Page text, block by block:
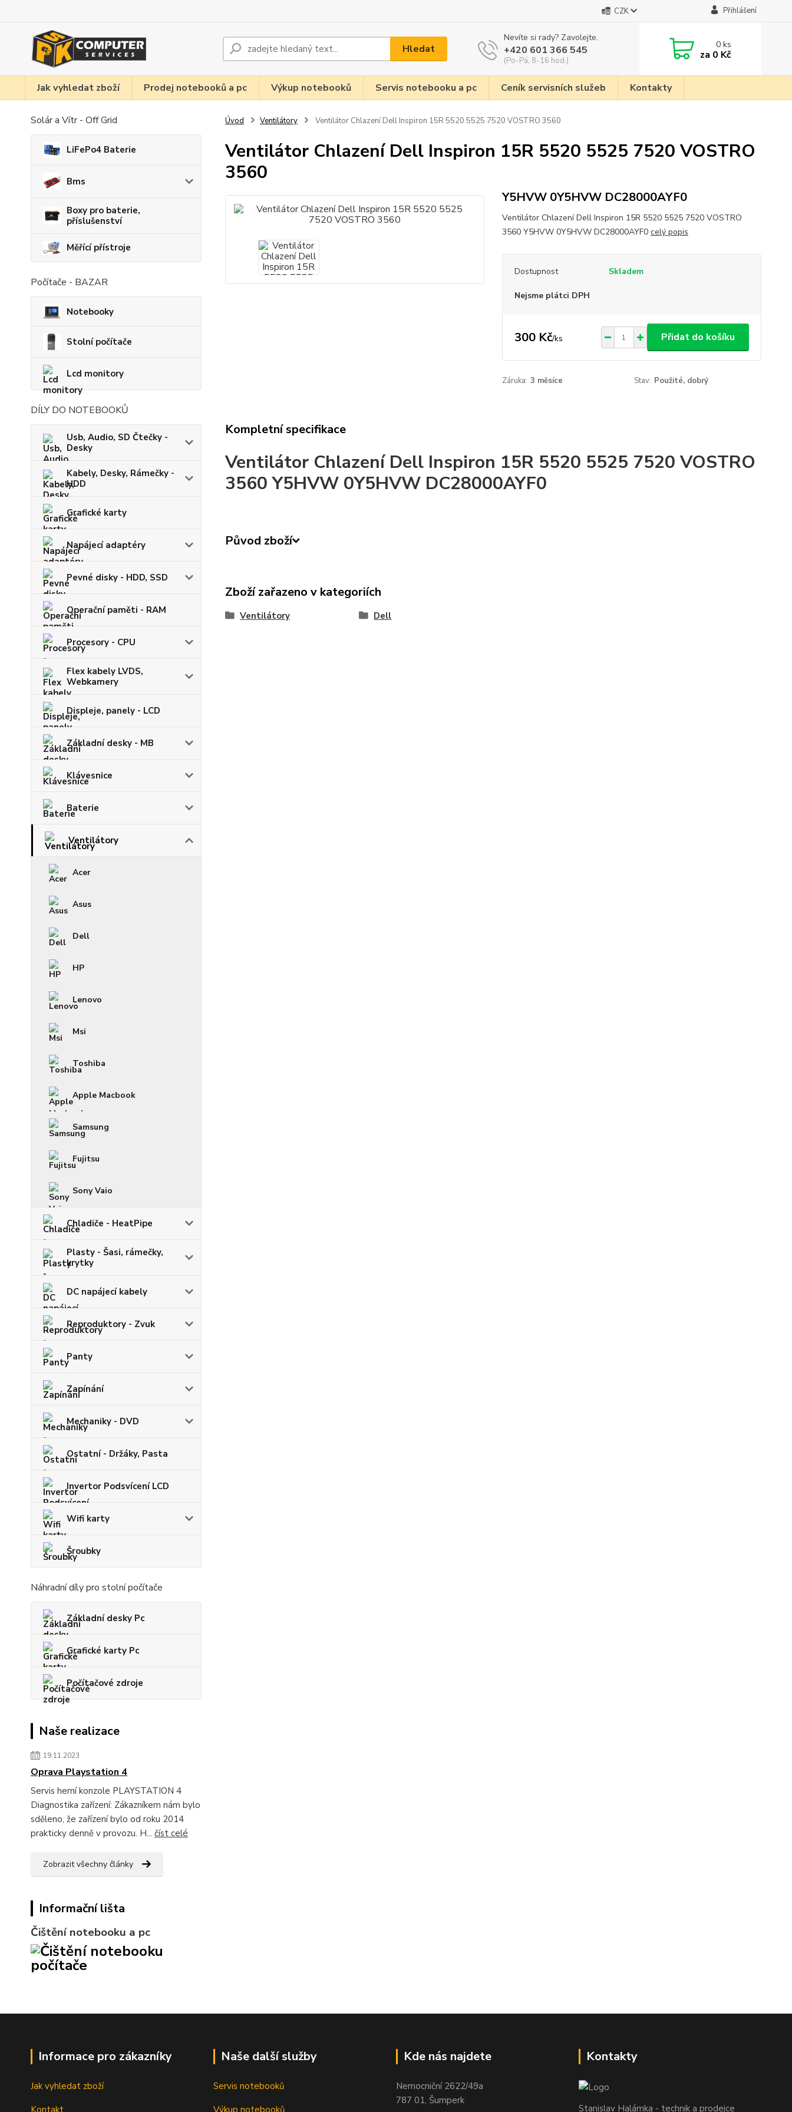
CZK Přihlášení
Hledat
Nevíte si rady? Zavolejte.
+420 601 366 545
(Po-Pá, 8-16 hod.)
0ks
za 0 Kč
Jak vyhledat zboží Prodej notebooků a pc Výkup notebooků Servis notebooku a pc Ceník servisních služeb Kontakty
Solár a Vítr - Off Grid
LiFePo4 Baterie
Bms
Boxy pro baterie,
příslušenství
Měřící přístroje
Počítače - BAZAR
Notebooky
Stolní počítače
Lcd monitory
DÍLY DO NOTEBOOKŮ
Usb, Audio, SD Čtečky -
Desky
Kabely, Desky, Rámečky -
HDD
Grafické karty
Napájecí adaptéry
Pevné disky - HDD, SSD
Operační paměti - RAM
Procesory - CPU
Flex kabely LVDS,
Webkamery
Displeje, panely - LCD
Základní desky - MB
Klávesnice
Baterie
Ventilátory
Acer
Asus
Dell
HP
Lenovo
Msi
Toshiba
Apple Macbook
Samsung
Fujitsu
Sony Vaio
Chladiče - HeatPipe
Plasty - Šasi, rámečky,
krytky
DC napájecí kabely
Reproduktory - Zvuk
Panty
Zapínání
Mechaniky - DVD
Ostatní - Držáky, Pasta
Invertor Podsvícení LCD
Wifi karty
Šroubky
Náhradní díly pro stolní počítače
Základní desky Pc
Grafické karty Pc
Počítačové zdroje
Naše realizace
19.11.2023
Oprava Playstation 4
Servis herní konzole PLAYSTATION 4
Diagnostika zařízení: Zákazníkem nám bylo
sděleno, že zařízení bylo od roku 2014
prakticky denně v provozu. H... číst celé
Zobrazit všechny články
Informační lišta
Čištění notebooku a pc
Úvod Ventilátory Ventilátor Chlazení Dell Inspiron 15R 5520 5525 7520 VOSTRO 3560
Ventilátor Chlazení Dell Inspiron 15R 5520 5525 7520 VOSTRO
3560
Y5HVW 0Y5HVW DC28000AYF0
Ventilátor Chlazení Dell Inspiron 15R 5520 5525 7520 VOSTRO
3560 Y5HVW 0Y5HVW DC28000AYF0 celý popis
Dostupnost Skladem
Nejsme plátci DPH
300 Kč/ks Přidat do košíku
Záruka: 3 měsíce Stav: Použité, dobrý
Kompletní specifikace
Ventilátor Chlazení Dell Inspiron 15R 5520 5525 7520 VOSTRO
3560 Y5HVW 0Y5HVW DC28000AYF0
Původ zboží
Zboží zařazeno v kategoriích
Ventilátory Dell
Informace pro zákazníky
Jak vyhledat zboží
Naše další služby
Servis notebooků
Kde nás najdete
Nemocniční 2622/49a
787 01, Šumperk
Kontakty
Stanislav Halámka - technik a prodejce